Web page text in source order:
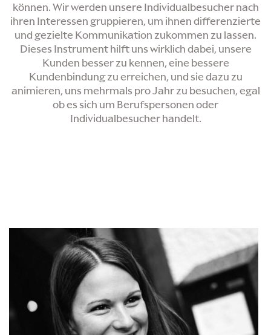
können. Wir werden unsere Individualbesucher nach
ihren Interessen gruppieren, um ihnen differenzierte
und gezielte Kommunikation zukommen zu lassen.
Dieses Instrument hilft uns wirklich dabei, unsere
Kunden besser zu kennen, eine bessere
Kundenbindung zu erreichen, und sie dazu zu
animieren, uns mehrmals pro Jahr zu besuchen, egal
ob es sich um Berufspersonen oder
Individualbesucher handelt.